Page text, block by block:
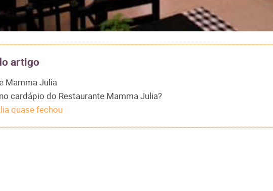
artigo
Mamma Julia
cardápio do Restaurante Mamma Julia?
quase fechou